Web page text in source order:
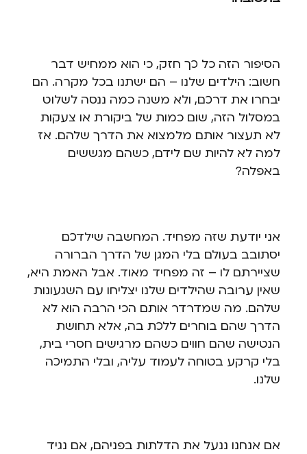
הסיפור הזה כל כך חזק, כי הוא ממחיש דבר
חשוב: הילדים שלנו – הם ישתנו בכל מקרה. הם
יבחרו את דרכם, ולא משנה כמה ננסה לשלוט
במסלול הזה, שום כמות של ביקורת או צעקות
לא תעצור אותם מלמצוא את הדרך שלהם. אז
למה לא להיות שם לידם, כשהם מגששים
באפלה?
אני יודעת שזה מפחיד. המחשבה שילדכם
יסתובב בעולם בלי המגן של הדרך הברורה
שציירתם לו – זה מפחיד מאוד. אבל האמת היא,
שאין ערובה שהילדים שלנו יצליחו עם השגעונות
שלהם. מה שמדרדר אותם הכי הרבה הוא לא
הדרך שהם בוחרים ללכת בה, אלא תחושת
הנטישה שהם חווים כשהם מרגישים חסרי בית,
בלי קרקע בטוחה לעמוד עליה, ובלי התמיכה
שלנו.
אם אנחנו ננעל את הדלתות בפניהם, אם נגיד